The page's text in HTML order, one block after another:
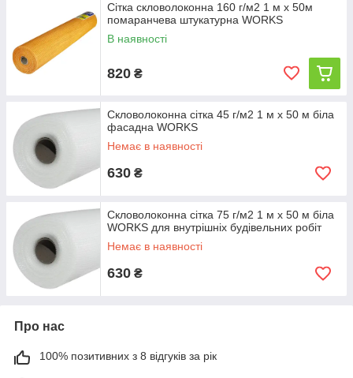
Сітка скловолоконна 160 г/м2 1 м х 50м
помаранчева штукатурна WORKS
В наявності
820 ₴
Скловолоконна сітка 45 г/м2 1 м х 50 м біла
фасадна WORKS
Немає в наявності
630 ₴
Скловолоконна сітка 75 г/м2 1 м х 50 м біла
WORKS для внутрішніх будівельних робіт
Немає в наявності
630 ₴
Про нас
100% позитивних з 8 відгуків за рік